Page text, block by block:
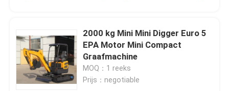
2000 kg Mini Mini Digger Euro 5
EPA Motor Mini Compact
Graafmachine
MOQ：1 reeks
Prijs：negotiable